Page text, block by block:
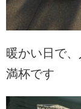
暖かい日で
満杯です